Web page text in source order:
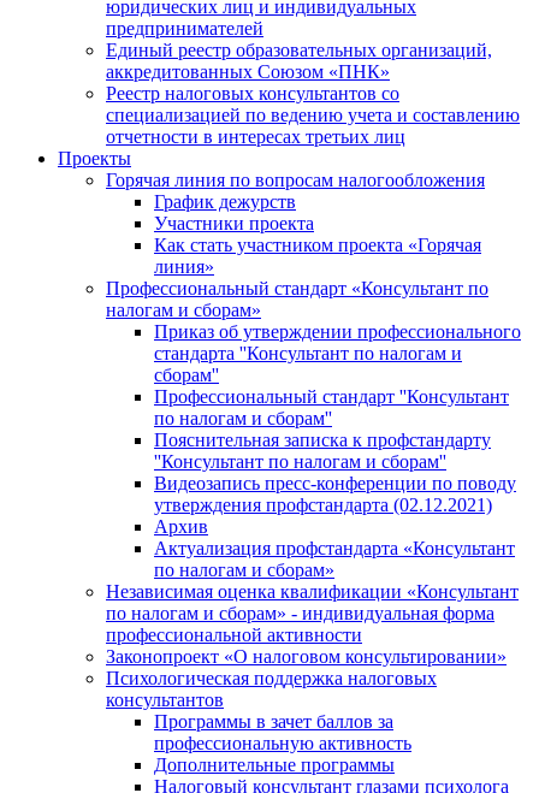
юридических лиц и индивидуальных
предпринимателей
Единый реестр образовательных организаций,
аккредитованных Союзом «ПНК»
Реестр налоговых консультантов со
специализацией по ведению учета и составлению
отчетности в интересах третьих лиц
Проекты
Горячая линия по вопросам налогообложения
График дежурств
Участники проекта
Как стать участником проекта «Горячая
линия»
Профессиональный стандарт «Консультант по
налогам и сборам»
Приказ об утверждении профессионального
стандарта ''Консультант по налогам и
сборам''
Профессиональный стандарт ''Консультант
по налогам и сборам''
Пояснительная записка к профстандарту
''Консультант по налогам и сборам''
Видеозапись пресс-конференции по поводу
утверждения профстандарта (02.12.2021)
Архив
Актуализация профстандарта «Консультант
по налогам и сборам»
Независимая оценка квалификации «Консультант
по налогам и сборам» - индивидуальная форма
профессиональной активности
Законопроект «О налоговом консультировании»
Психологическая поддержка налоговых
консультантов
Программы в зачет баллов за
профессиональную активность
Дополнительные программы
Налоговый консультант глазами психолога